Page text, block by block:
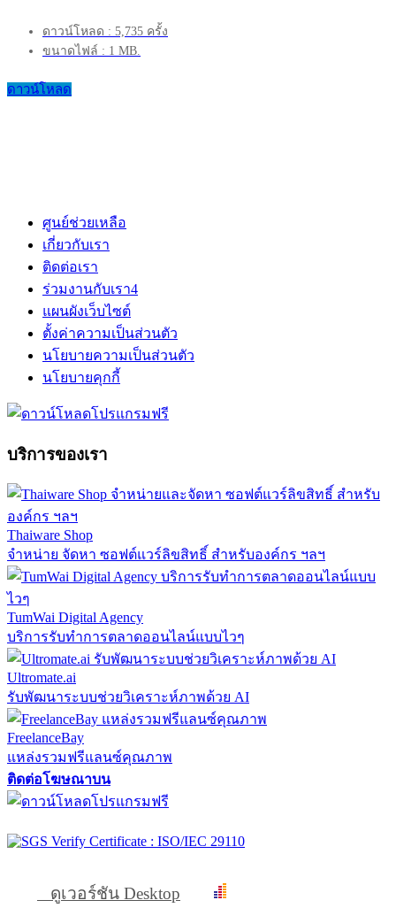
ดาวน์โหลด : 5,735 ครั้ง
ขนาดไฟล์ : 1 MB.
ดาวน์โหลด
ศูนย์ช่วยเหลือ
เกี่ยวกับเรา
ติดต่อเรา
ร่วมงานกับเรา4
แผนผังเว็บไซต์
ตั้งค่าความเป็นส่วนตัว
นโยบายความเป็นส่วนตัว
นโยบายคุกกี้
บริการของเรา
Thaiware Shop
จำหน่าย จัดหา ซอฟต์แวร์ลิขสิทธิ์ สำหรับองค์กร ฯลฯ
TumWai Digital Agency
บริการรับทำการตลาดออนไลน์แบบไวๆ
Ultromate.ai
รับพัฒนาระบบช่วยวิเคราะห์ภาพด้วย AI
FreelanceBay
แหล่งรวมฟรีแลนซ์คุณภาพ
ติดต่อโฆษณาบน
ดูเวอร์ชัน Desktop